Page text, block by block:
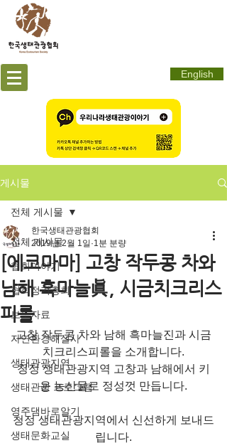
English
게시물
전체 게시물
협회이야기
협회정기총회
보도자료
자연환경해설사
생태관광지역
생태관광 프로그램
영주댐바로알기
생태문화교실
전체 게시물
[에코마마] 고창 작두콩 차와
남해 흑마늘眞, 시금치크리스
피롤
한국생태관광협회
2019년 2월 1일 1분 분량
고창 작두콩 차와 남해 흑마늘진과 시금
치크리스피롤을 소개합니다.
청정 생태관광지역 고창과 남해에서 키
운 농산물로 정성껏 만듭니다.
청정 생태관광지역에서 신선하게 보내드
립니다.